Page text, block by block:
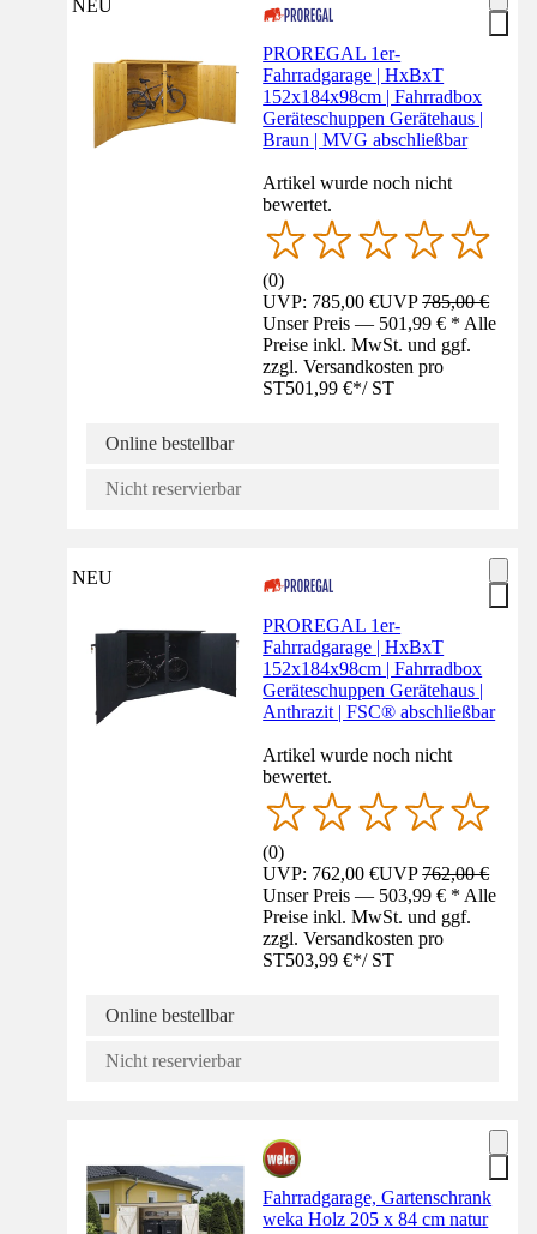
NEU
PROREGAL 1er-
Fahrradgarage | HxBxT
152x184x98cm | Fahrradbox
Geräteschuppen Gerätehaus |
Braun | MVG abschließbar
Artikel wurde noch nicht
bewertet.
(0)
UVP: 785,00 €UVP785,00 €
Unser Preis — 501,99 € * Alle
Preise inkl. MwSt. und ggf.
zzgl. Versandkosten pro
ST501,99 €*/ ST
Online bestellbar
Nicht reservierbar
NEU
PROREGAL 1er-
Fahrradgarage | HxBxT
152x184x98cm | Fahrradbox
Geräteschuppen Gerätehaus |
Anthrazit | FSC® abschließbar
Artikel wurde noch nicht
bewertet.
(0)
UVP: 762,00 €UVP762,00 €
Unser Preis — 503,99 € * Alle
Preise inkl. MwSt. und ggf.
zzgl. Versandkosten pro
ST503,99 €*/ ST
Online bestellbar
Nicht reservierbar
Fahrradgarage, Gartenschrank
weka Holz 205 x 84 cm natur